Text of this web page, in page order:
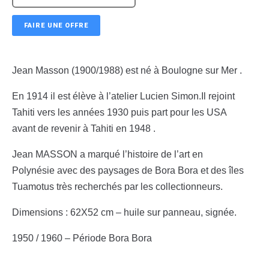
FAIRE UNE OFFRE
Jean Masson (1900/1988) est né à Boulogne sur Mer .
En 1914 il est élève à l’atelier Lucien Simon.Il rejoint
Tahiti vers les années 1930 puis part pour les USA
avant de revenir à Tahiti en 1948 .
Jean MASSON a marqué l’histoire de l’art en
Polynésie avec des paysages de Bora Bora et des îles
Tuamotus très recherchés par les collectionneurs.
Dimensions : 62X52 cm – huile sur panneau, signée.
1950 / 1960 – Période Bora Bora